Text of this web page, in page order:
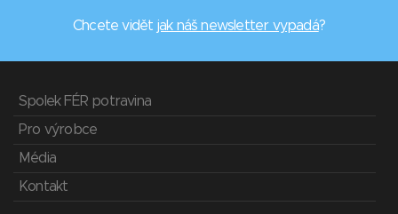
Chcete vidět jak náš newsletter vypadá?
Spolek FÉR potravina
Pro výrobce
Média
Kontakt